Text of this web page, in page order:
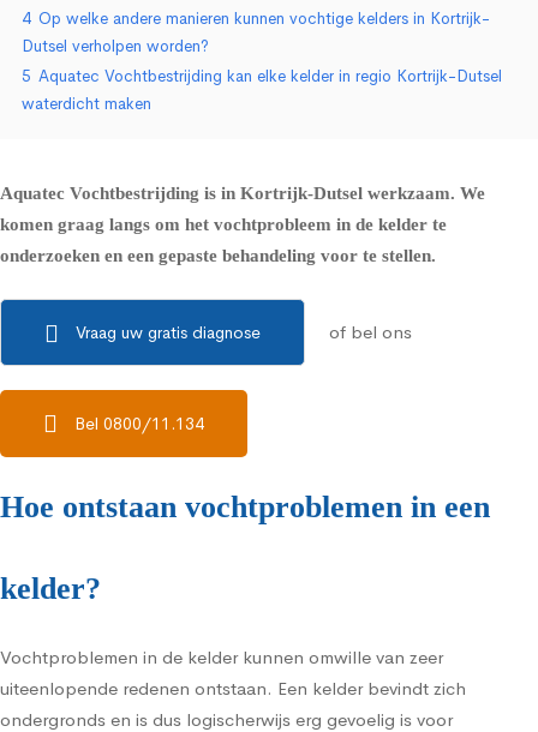
4 Op welke andere manieren kunnen vochtige kelders in Kortrijk-
Dutsel verholpen worden?
5 Aquatec Vochtbestrijding kan elke kelder in regio Kortrijk-Dutsel
waterdicht maken
Aquatec Vochtbestrijding is in Kortrijk-Dutsel werkzaam. We
komen graag langs om het vochtprobleem in de kelder te
onderzoeken en een gepaste behandeling voor te stellen.
Vraag uw gratis diagnose of bel ons
Bel 0800/11.134
Hoe ontstaan vochtproblemen in een
kelder?
Vochtproblemen in de kelder kunnen omwille van zeer
uiteenlopende redenen ontstaan. Een kelder bevindt zich
ondergronds en is dus logischerwijs erg gevoelig is voor